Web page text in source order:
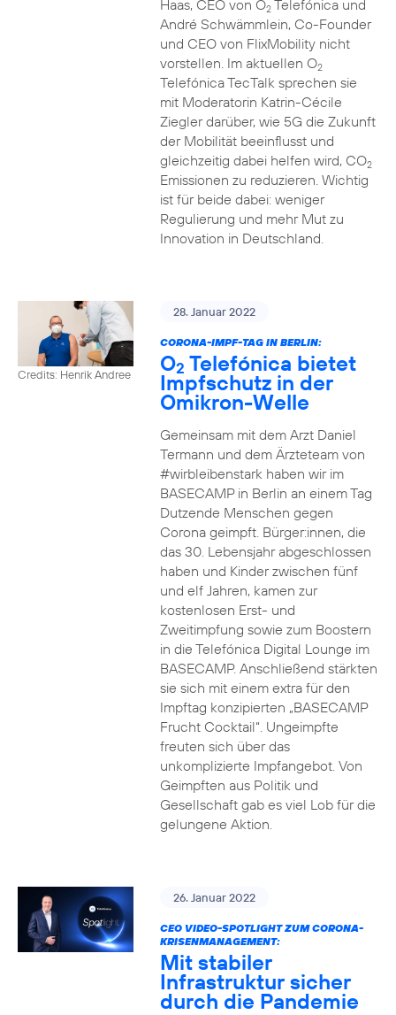
Haas, CEO von O2Telefónica und
André Schwämmlein, Co-Founder
und CEO von FlixMobility nicht
vorstellen. Im aktuellen O2
Telefónica TecTalk sprechen sie
mit Moderatorin Katrin-Cécile
Ziegler darüber, wie 5G die Zukunft
der Mobilität beeinflusst und
gleichzeitig dabei helfen wird, CO2
Emissionen zu reduzieren. Wichtig
ist für beide dabei: weniger
Regulierung und mehr Mut zu
Innovation in Deutschland.
Credits: Henrik Andree
28. Januar 2022
CORONA-IMPF-TAG IN BERLIN:
O2 Telefónica bietet
Impfschutz in der
Omikron-Welle
Gemeinsam mit dem Arzt Daniel
Termann und dem Ärzteteam von
#wirbleibenstark haben wir im
BASECAMP in Berlin an einem Tag
Dutzende Menschen gegen
Corona geimpft. Bürger:innen, die
das 30. Lebensjahr abgeschlossen
haben und Kinder zwischen fünf
und elf Jahren, kamen zur
kostenlosen Erst- und
Zweitimpfung sowie zum Boostern
in die Telefónica Digital Lounge im
BASECAMP. Anschließend stärkten
sie sich mit einem extra für den
Impftag konzipierten „BASECAMP
Frucht Cocktail“. Ungeimpfte
freuten sich über das
unkomplizierte Impfangebot. Von
Geimpften aus Politik und
Gesellschaft gab es viel Lob für die
gelungene Aktion.
26. Januar 2022
CEO VIDEO-SPOTLIGHT ZUM CORONA-
KRISENMANAGEMENT:
Mit stabiler
Infrastruktur sicher
durch die Pandemie